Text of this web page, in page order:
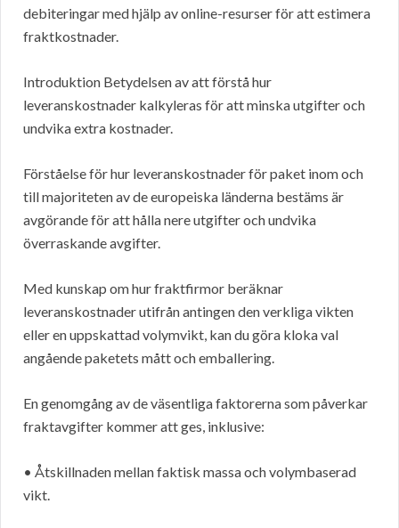
debiteringar med hjälp av online-resurser för att estimera
fraktkostnader.
Introduktion Betydelsen av att förstå hur
leveranskostnader kalkyleras för att minska utgifter och
undvika extra kostnader.
Förståelse för hur leveranskostnader för paket inom och
till majoriteten av de europeiska länderna bestäms är
avgörande för att hålla nere utgifter och undvika
överraskande avgifter.
Med kunskap om hur fraktfirmor beräknar
leveranskostnader utifrån antingen den verkliga vikten
eller en uppskattad volymvikt, kan du göra kloka val
angående paketets mått och emballering.
En genomgång av de väsentliga faktorerna som påverkar
fraktavgifter kommer att ges, inklusive:
• Åtskillnaden mellan faktisk massa och volymbaserad
vikt.